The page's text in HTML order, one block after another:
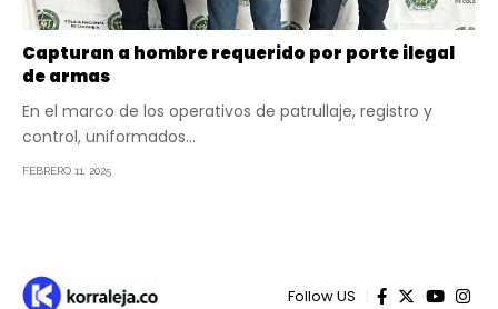
Capturan a hombre requerido por porte ilegal
de armas
En el marco de los operativos de patrullaje, registro y
control, uniformados…
FEBRERO 11, 2025
Follow US